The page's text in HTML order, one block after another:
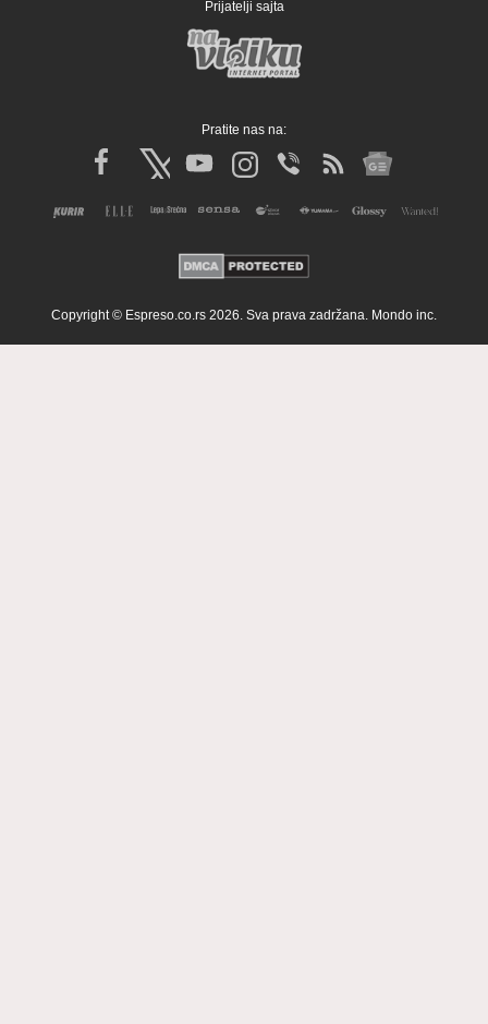
Prijatelji sajta
Pratite nas na:
Copyright © Espreso.co.rs 2026. Sva prava zadržana. Mondo inc.